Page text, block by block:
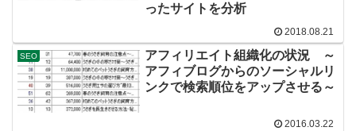
ったサイトを分析
2018.08.21
SEO
アフィリエイト組織化の状況 ～
アフィブログからのソーシャルリ
ンクで検索順位をアップさせる～
2016.03.22